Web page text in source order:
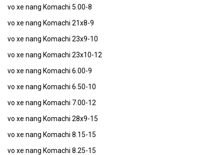
vo xe nang Komachi 5.00-8
vo xe nang Komachi 21x8-9
vo xe nang Komachi 23x9-10
vo xe nang Komachi 23x10-12
vo xe nang Komachi 6.00-9
vo xe nang Komachi 6.50-10
vo xe nang Komachi 7.00-12
vo xe nang Komachi 28x9-15
vo xe nang Komachi 8.15-15
vo xe nang Komachi 8.25-15